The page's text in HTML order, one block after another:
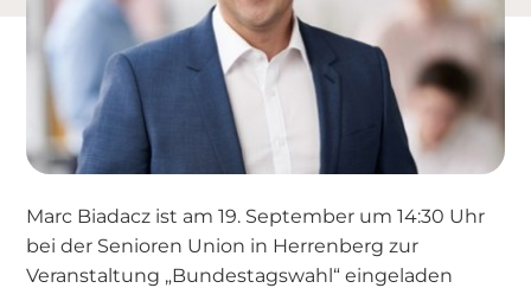
Marc Biadacz ist am 19. September um 14:30 Uhr
bei der Senioren Union in Herrenberg zur
Veranstaltung „Bundestagswahl“ eingeladen